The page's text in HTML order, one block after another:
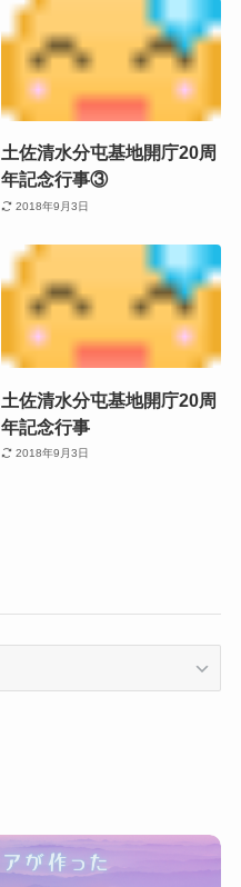
土佐清水分屯基地開庁20周
年記念行事③
2018年9月3日
土佐清水分屯基地開庁20周
年記念行事
2018年9月3日